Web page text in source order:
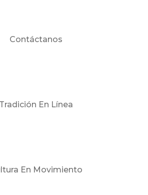
Contáctanos
Tradición En Línea
En Movimiento